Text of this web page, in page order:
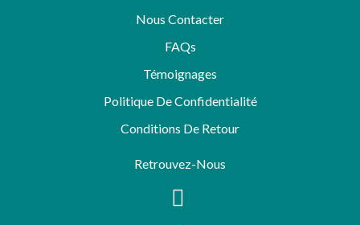
Nous Contacter
FAQs
Témoignages
Politique De Confidentialité
Conditions De Retour
Retrouvez-Nous